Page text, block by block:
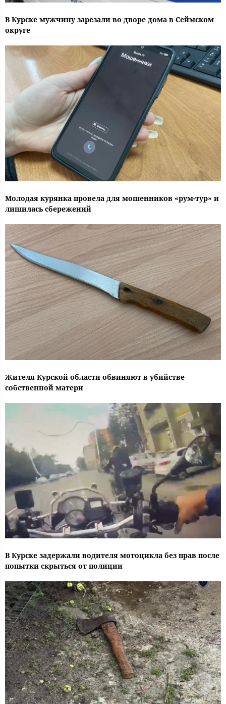
В Курске мужчину зарезали во дворе дома в Сеймском
округе
Молодая курянка провела для мошенников «рум-тур» и
лишилась сбережений
Жителя Курской области обвиняют в убийстве
собственной матери
В Курске задержали водителя мотоцикла без прав после
попытки скрыться от полиции